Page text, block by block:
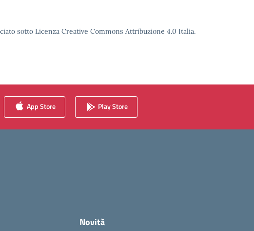
sotto Licenza Creative Commons Attribuzione 4.0 Italia.
App Store Play Store
Novità